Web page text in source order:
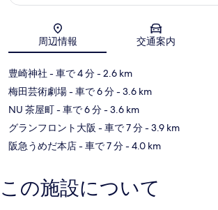
地図
周辺情報 交通案内
豊崎神社 - 車で 4 分- 2.6 km
梅田芸術劇場- 車で 6 分- 3.6 km
NU 茶屋町- 車で 6 分- 3.6 km
グランフロント大阪 - 車で 7 分- 3.9 km
阪急うめだ本店- 車で 7 分- 4.0 km
この施設について